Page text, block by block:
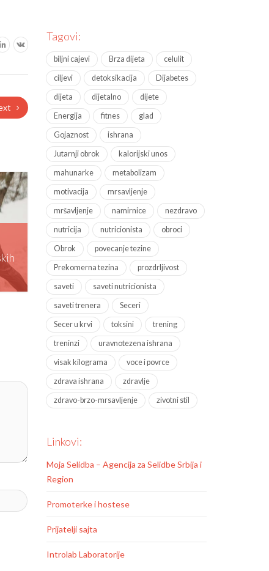
Tagovi:
biljni cajevi Brza dijeta celulit
ciljevi detoksikacija Dijabetes
dijeta dijetalno dijete
Energija fitnes glad
Gojaznost ishrana
Jutarnji obrok kalorijski unos
mahunarke metabolizam
motivacija mrsavljenje
mršavljenje namirnice nezdravo
nutricija nutricionista obroci
Obrok povecanje tezine
Prekomerna tezina prozdrljivost
saveti saveti nutricionista
saveti trenera Seceri
Secer u krvi toksini trening
treninzi uravnotezena ishrana
visak kilograma voce i povrce
zdrava ishrana zdravlje
zdravo-brzo-mrsavljenje zivotni stil
Linkovi:
Moja Selidba – Agencija za Selidbe Srbija i
Region
Promoterke i hostese
Prijatelji sajta
Introlab Laboratorije